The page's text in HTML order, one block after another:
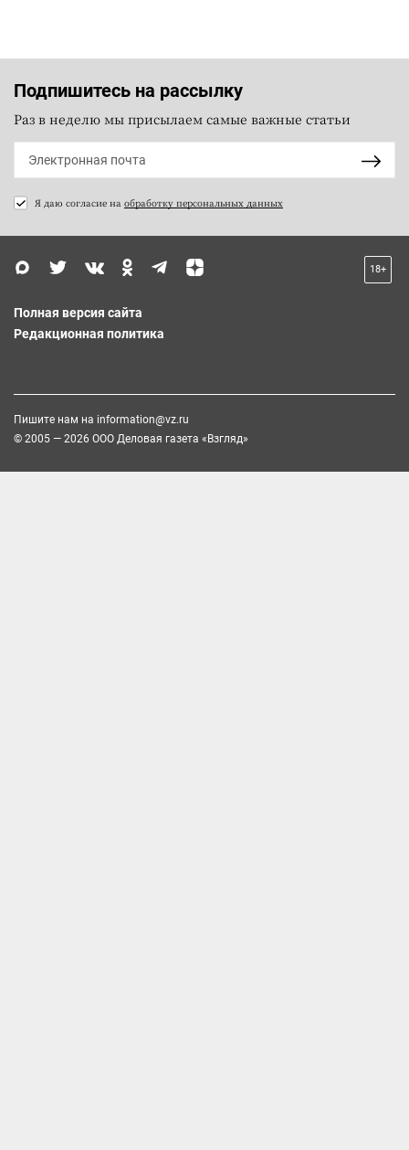
Подпишитесь на рассылку
Раз в неделю мы присылаем самые важные статьи
Я даю согласие на обработку персональных данных
18+
Полная версия сайта
Редакционная политика
Пишите нам на information@vz.ru
© 2005 — 2026 ООО Деловая газета «Взгляд»